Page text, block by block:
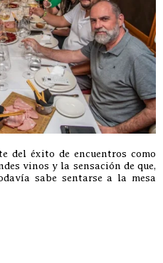
del éxito de encuentros como
vinos y la sensación de que,
sabe sentarse a la mesa